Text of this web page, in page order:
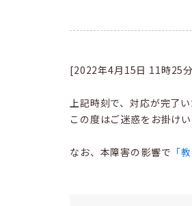
[2022年4月15日 11時25
上記時刻で、対応が完了い
この度はご迷惑をお掛け
なお、本障害の影響で 「